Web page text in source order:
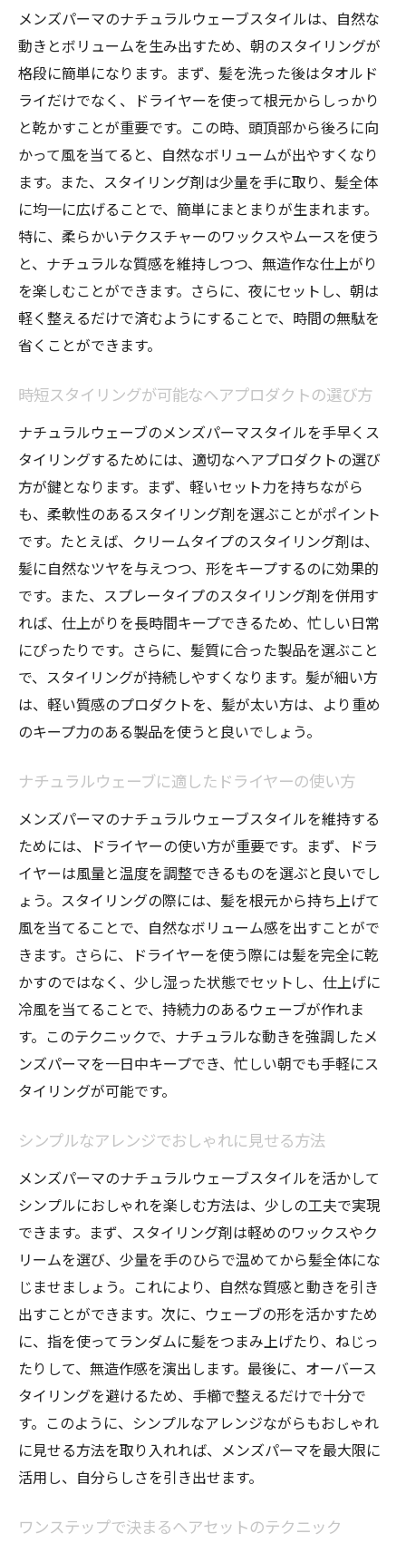
メンズパーマのナチュラルウェーブスタイルは、自然な
動きとボリュームを生み出すため、朝のスタイリングが
格段に簡単になります。まず、髪を洗った後はタオルド
ライだけでなく、ドライヤーを使って根元からしっかり
と乾かすことが重要です。この時、頭頂部から後ろに向
かって風を当てると、自然なボリュームが出やすくなり
ます。また、スタイリング剤は少量を手に取り、髪全体
に均一に広げることで、簡単にまとまりが生まれます。
特に、柔らかいテクスチャーのワックスやムースを使う
と、ナチュラルな質感を維持しつつ、無造作な仕上がり
を楽しむことができます。さらに、夜にセットし、朝は
軽く整えるだけで済むようにすることで、時間の無駄を
省くことができます。
時短スタイリングが可能なヘアプロダクトの選び方
ナチュラルウェーブのメンズパーマスタイルを手早くス
タイリングするためには、適切なヘアプロダクトの選び
方が鍵となります。まず、軽いセット力を持ちながら
も、柔軟性のあるスタイリング剤を選ぶことがポイント
です。たとえば、クリームタイプのスタイリング剤は、
髪に自然なツヤを与えつつ、形をキープするのに効果的
です。また、スプレータイプのスタイリング剤を併用す
れば、仕上がりを長時間キープできるため、忙しい日常
にぴったりです。さらに、髪質に合った製品を選ぶこと
で、スタイリングが持続しやすくなります。髪が細い方
は、軽い質感のプロダクトを、髪が太い方は、より重め
のキープ力のある製品を使うと良いでしょう。
ナチュラルウェーブに適したドライヤーの使い方
メンズパーマのナチュラルウェーブスタイルを維持する
ためには、ドライヤーの使い方が重要です。まず、ドラ
イヤーは風量と温度を調整できるものを選ぶと良いでし
ょう。スタイリングの際には、髪を根元から持ち上げて
風を当てることで、自然なボリューム感を出すことがで
きます。さらに、ドライヤーを使う際には髪を完全に乾
かすのではなく、少し湿った状態でセットし、仕上げに
冷風を当てることで、持続力のあるウェーブが作れま
す。このテクニックで、ナチュラルな動きを強調したメ
ンズパーマを一日中キープでき、忙しい朝でも手軽にス
タイリングが可能です。
シンプルなアレンジでおしゃれに見せる方法
メンズパーマのナチュラルウェーブスタイルを活かして
シンプルにおしゃれを楽しむ方法は、少しの工夫で実現
できます。まず、スタイリング剤は軽めのワックスやク
リームを選び、少量を手のひらで温めてから髪全体にな
じませましょう。これにより、自然な質感と動きを引き
出すことができます。次に、ウェーブの形を活かすため
に、指を使ってランダムに髪をつまみ上げたり、ねじっ
たりして、無造作感を演出します。最後に、オーバース
タイリングを避けるため、手櫛で整えるだけで十分で
す。このように、シンプルなアレンジながらもおしゃれ
に見せる方法を取り入れれば、メンズパーマを最大限に
活用し、自分らしさを引き出せます。
ワンステップで決まるヘアセットのテクニック